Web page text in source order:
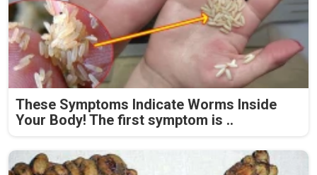
These Symptoms Indicate Worms Inside
Your Body! The first symptom is ..